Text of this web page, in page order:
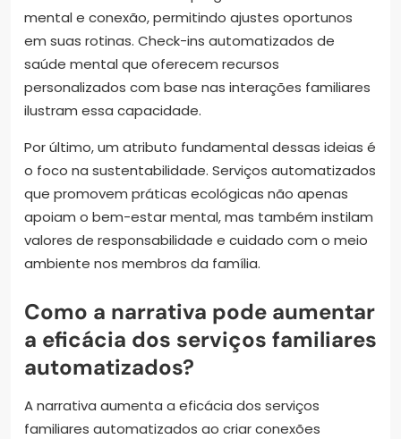
mental e conexão, permitindo ajustes oportunos
em suas rotinas. Check-ins automatizados de
saúde mental que oferecem recursos
personalizados com base nas interações familiares
ilustram essa capacidade.
Por último, um atributo fundamental dessas ideias é
o foco na sustentabilidade. Serviços automatizados
que promovem práticas ecológicas não apenas
apoiam o bem-estar mental, mas também instilam
valores de responsabilidade e cuidado com o meio
ambiente nos membros da família.
Como a narrativa pode aumentar
a eficácia dos serviços familiares
automatizados?
A narrativa aumenta a eficácia dos serviços
familiares automatizados ao criar conexões